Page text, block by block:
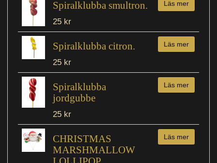
Spiralklubba smultron.
25 kr
Läs mer
Spiralklubba citron.
25 kr
Läs mer
Spiralklubba
jordgubbe
25 kr
Läs mer
CHRISTMAS
MARSHMALLOW
Läs mer